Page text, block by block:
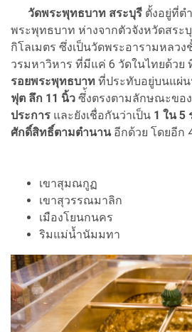
วัดพระพุทธบาท สระบุรี ตั้งอยู่ที่ต
พระพุทธบาท ห่างจากตัวจังหวัดสระ
กิโลเมตร ซึ่งเป็นวัดพระอารามหลว
วรมหาวิหาร ที่มีแค่ 6 วัดในไทยด้วย
รอยพระพุทธบาท ที่ประทับอยู่บนแผ่
ฟุต ลึก 11 นิ้ว ซึ่้งตรงตามลักษณะของ
ประการ และยังเชื่อกันว่าเป็น 1 ใน 5
ศักดิ์สิทธิ์ตามตำนาน อีกด้วย โดยอีก
เขาสุมณกูฏ
เขาสุวรรณมาลิก
เมืองโยนกนคร
ริมแม่น้ำนัมมทา